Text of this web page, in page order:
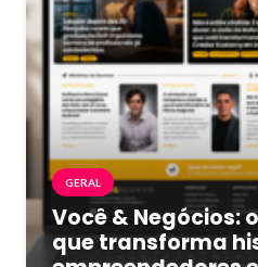
GERAL
Você & Negócios:
que transforma